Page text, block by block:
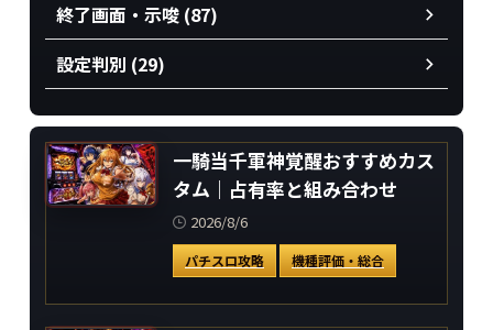
終了画面・示唆 (87)
設定判別 (29)
一騎当千軍神覚醒おすすめカス
タム｜占有率と組み合わせ
2026/8/6
パチスロ攻略 機種評価・総合